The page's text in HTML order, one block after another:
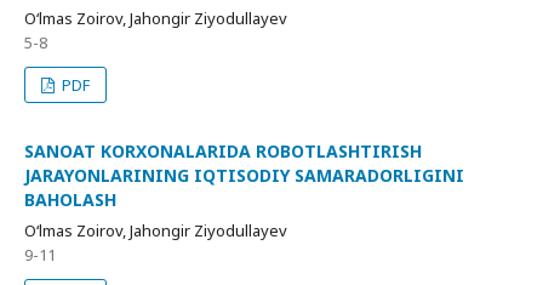
O‘lmas Zoirov, Jahongir Ziyodullayev
5-8
PDF
SANOAT KORXONALARIDA ROBOTLASHTIRISH
JARAYONLARINING IQTISODIY SAMARADORLIGINI
BAHOLASH
O‘lmas Zoirov, Jahongir Ziyodullayev
9-11